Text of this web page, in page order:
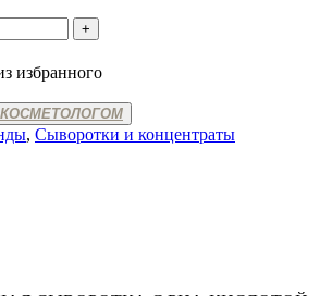
избранного
, Сыворотки и концентраты